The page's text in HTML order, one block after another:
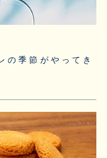
の季節がやってき